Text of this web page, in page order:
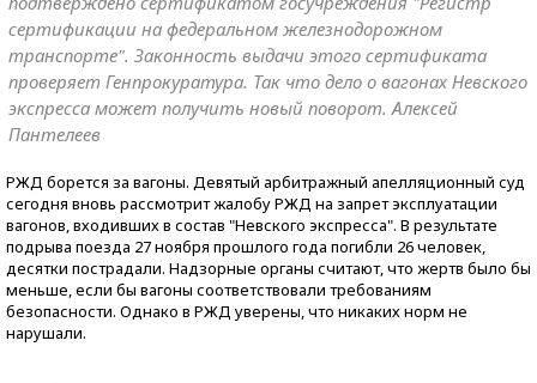
сертификации на федеральном железнодорожном
транспорте". Законность выдачи этого сертификата
проверяет Генпрокуратура. Так что дело о вагонах Невского
экспресса может получить новый поворот. Алексей
Пантелеев
РЖД борется за вагоны. Девятый арбитражный апелляционный суд
сегодня вновь рассмотрит жалобу РЖД на запрет эксплуатации
вагонов, входивших в состав "Невского экспресса". В результате
подрыва поезда 27 ноября прошлого года погибли 26 человек,
десятки пострадали. Надзорные органы считают, что жертв было бы
меньше, если бы вагоны соответствовали требованиям
безопасности. Однако в РЖД уверены, что никаких норм не
нарушали.